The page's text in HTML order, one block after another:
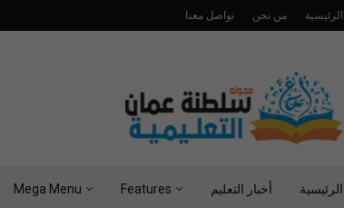
الرئيسية من نحن تواصل معنا
الرئيسية أخبار التعليم Features
Mega Menu